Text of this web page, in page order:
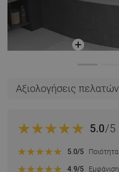
Αξιολογήσεις πελατών
5.0/5
5.0/5 Ποιότητα
4.9/5 Εμφάνιση